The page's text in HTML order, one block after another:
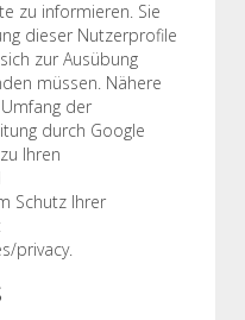
zu informieren. Sie
dieser Nutzerprofile
zur Ausübung
müssen. Nähere
der
durch Google
Ihren
Schutz Ihrer
privacy.